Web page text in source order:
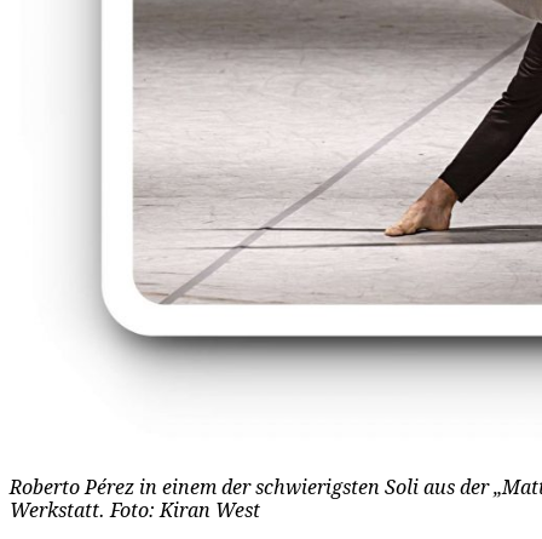
Roberto Pérez in einem der schwierigsten Soli aus der
Werkstatt. Foto: Kiran West